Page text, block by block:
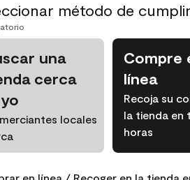
método de
una
cerca
locales
Compre
línea
Recoja su
la tienda en
horas